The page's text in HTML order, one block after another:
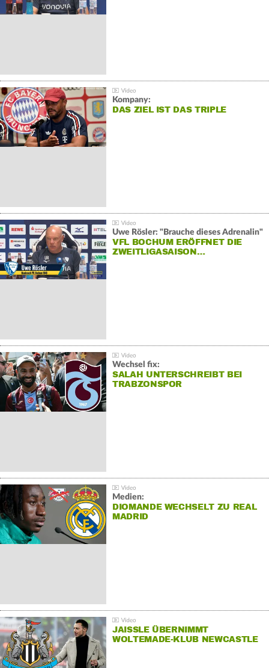
Kompany:
DAS ZIEL IST DAS TRIPLE
Uwe Rösler: "Brauche dieses Adrenalin"
VFL BOCHUM ERÖFFNET DIE
ZWEITLIGASAISON…
Wechsel fix:
SALAH UNTERSCHREIBT BEI
TRABZONSPOR
Medien:
DIOMANDE WECHSELT ZU REAL
MADRID
JAISSLE ÜBERNIMMT
WOLTEMADE-KLUB NEWCASTLE